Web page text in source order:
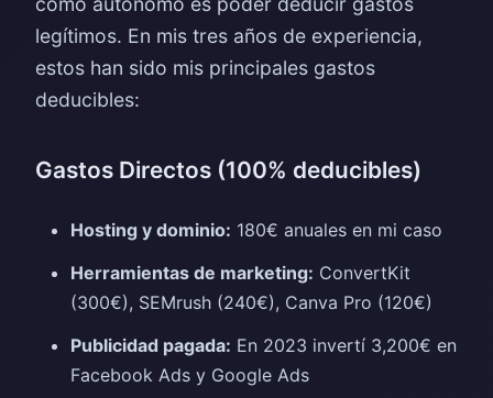
legítimos. En mis tres años de experiencia,
estos han sido mis principales gastos
deducibles:
Gastos Directos (100% deducibles)
Hosting y dominio: 180€ anuales en mi caso
Herramientas de marketing: ConvertKit
(300€), SEMrush (240€), Canva Pro (120€)
Publicidad pagada: En 2023 invertí 3,200€ en
Facebook Ads y Google Ads